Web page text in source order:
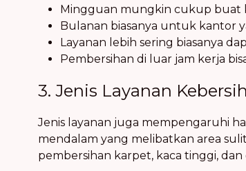
Mingguan mungkin cukup buat
Bulanan biasanya untuk kantor
Layanan lebih sering biasanya
Pembersihan di luar jam kerja
3. Jenis Layanan
Jenis layanan juga mempengaruhi
mendalam yang melibatkan area
pembersihan karpet, kaca tinggi, dan